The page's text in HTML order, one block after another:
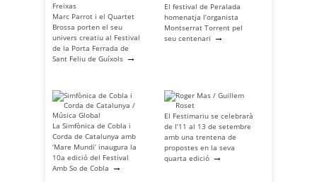
Marc Parrot i el Quartet
Brossa porten el seu
univers creatiu al Festival
de la Porta Ferrada de
Sant Feliu de Guíxols →
El festival de Peralada
homenatja l’organista
Montserrat Torrent pel
seu centenari →
La Simfònica de Cobla i
Corda de Catalunya amb
‘Mare Mundi’ inaugura la
10a edició del Festival
Amb So de Cobla →
El Festimariu se celebrarà
de l’11 al 13 de setembre
amb una trentena de
propostes en la seva
quarta edició →